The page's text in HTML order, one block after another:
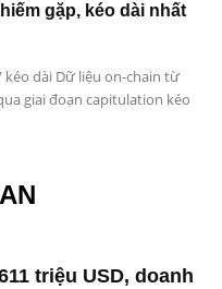
gặp, kéo dài nhất
kéo dài Dữ liệu on-chain từ
giai đoạn capitulation kéo
triệu USD, doanh